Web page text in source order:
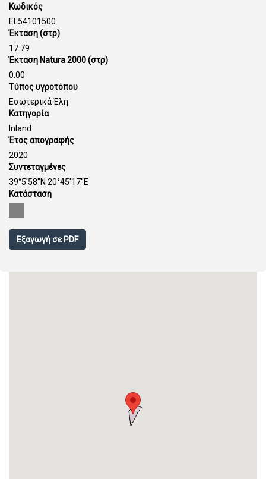
Κωδικός
EL54101500
Έκταση (στρ)
17.79
Έκταση Natura 2000 (στρ)
0.00
Τύπος υγροτόπου
Εσωτερικά Έλη
Κατηγορία
Inland
Έτος απογραφής
2020
Συντεταγμένες
39°5'58''N 20°45'17''E
Κατάσταση
Εξαγωγή σε PDF